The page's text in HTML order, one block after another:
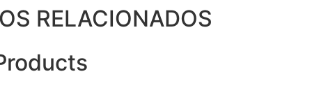
RELACIONADOS